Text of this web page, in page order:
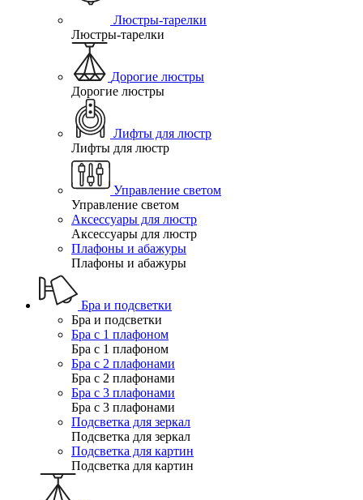
Люстры-тарелки
Люстры-тарелки
Дорогие люстры
Дорогие люстры
Лифты для люстр
Лифты для люстр
Управление светом
Управление светом
Аксессуары для люстр
Аксессуары для люстр
Плафоны и абажуры
Плафоны и абажуры
Бра и подсветки
Бра и подсветки
Бра с 1 плафоном
Бра с 1 плафоном
Бра с 2 плафонами
Бра с 2 плафонами
Бра с 3 плафонами
Бра с 3 плафонами
Подсветка для зеркал
Подсветка для зеркал
Подсветка для картин
Подсветка для картин